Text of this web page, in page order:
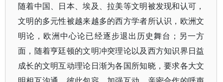
随着中国、日本、埃及、拉美等文明被发现和认可，
文明的多元性被越来越多的西方学者所认识，欧洲文
明论，欧洲中心论已经逐步退出历史舞台；另一方
面，随着亨廷顿的文明冲突理论以及西方知识界日益
成长的文明互动理论日渐为各国所知晓，要求各大文